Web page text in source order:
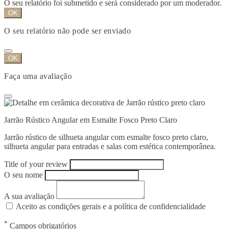
O seu relatório foi submetido e será considerado por um moderador.
OK
O seu relatório não pode ser enviado
OK
Faça uma avaliação
Jarrão Rústico Angular em Esmalte Fosco Preto Claro
Jarrão rústico de silhueta angular com esmalte fosco preto claro,
silhueta angular para entradas e salas com estética contemporânea.
Title of your review
O seu nome
A sua avaliação
Aceito as condições gerais e a política de confidencialidade
* Campos obrigatórios